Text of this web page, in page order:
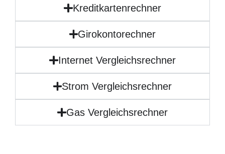
Kreditkartenrechner
Girokontorechner
Internet Vergleichsrechner
Strom Vergleichsrechner
Gas Vergleichsrechner